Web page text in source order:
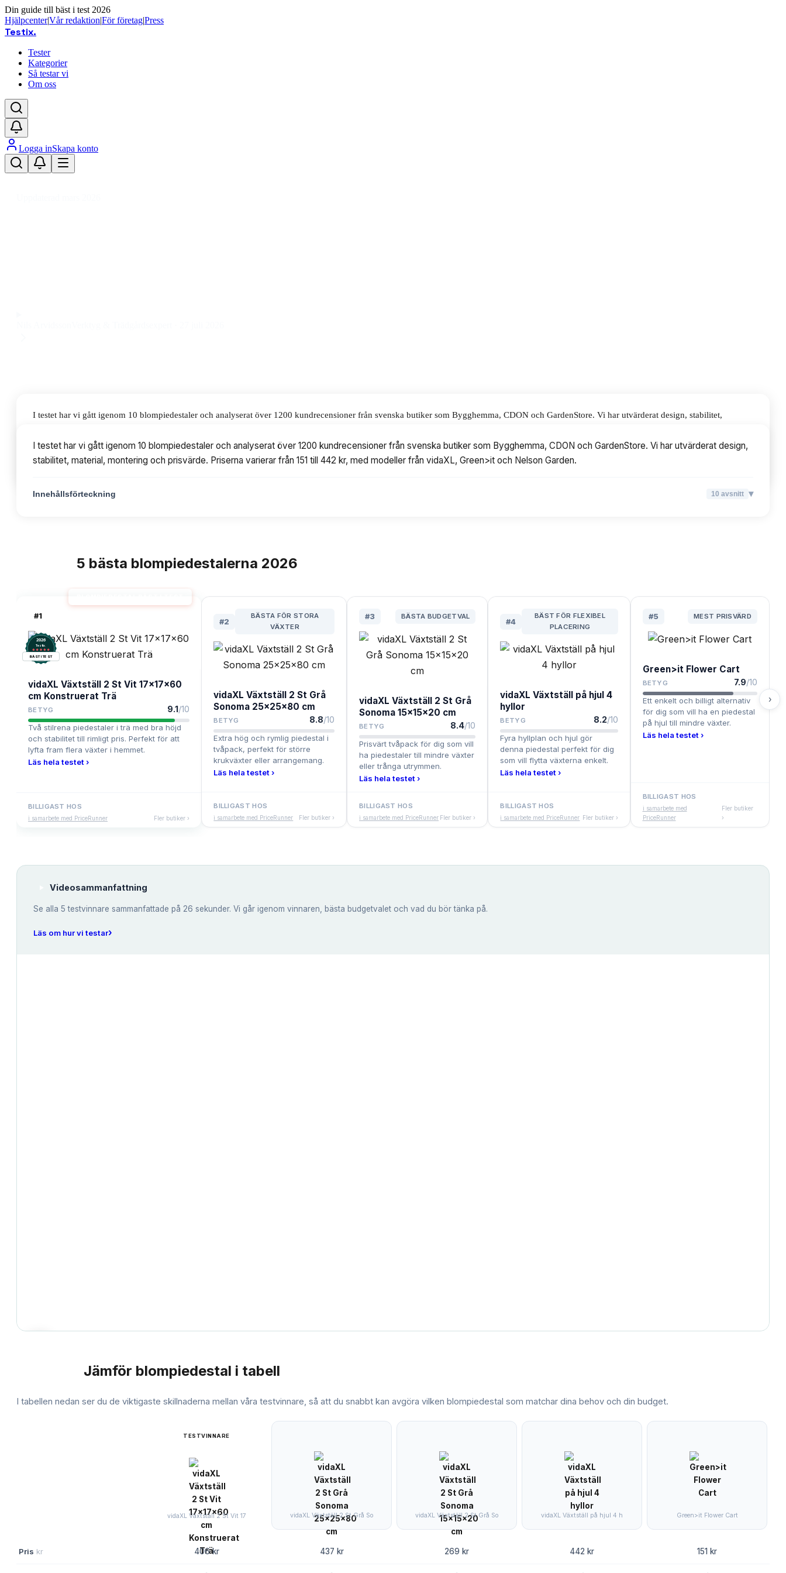
Din guide till bäst i test 2026
Hjälpcenter|Vår redaktion|För företag|Press
Testix.
Tester
Kategorier
Så testar vi
Om oss
Logga inSkapa konto
I testet har vi gått igenom 10 blompiedestaler och analyserat över 1200 kundrecensioner från svenska butiker som Bygghemma, CDON och GardenStore. Vi har utvärderat design, stabilitet,
Innehållsförteckning
I testet har vi gått igenom 10 blompiedestaler och analyserat över 1200 kundrecensioner från svenska butiker som Bygghemma, CDON och GardenStore. Vi har utvärderat design,
stabilitet, material, montering och prisvärde. Priserna varierar från 151 till 442 kr, med modeller från vidaXL, Green>it och Nelson Garden.
Innehållsförteckning 10 avsnitt ▾
5 bästa blompiedestalerna 2026
#1
2026
Testix.
BÄST I TEST
vidaXL Växtställ 2 St Vit 17x17x60
cm Konstruerat Trä
BETYG 9.1/10
Två stilrena piedestaler i trä med bra höjd
och stabilitet till rimligt pris. Perfekt för att
lyfta fram flera växter i hemmet.
Läs hela testet ›
BILLIGAST HOS
i samarbete med PriceRunner Fler butiker ›
#2
BÄSTA FÖR STORA
VÄXTER
vidaXL Växtställ 2 St Grå
Sonoma 25x25x80 cm
BETYG 8.8/10
Extra hög och rymlig piedestal i
tvåpack, perfekt för större
krukväxter eller arrangemang.
Läs hela testet ›
BILLIGAST HOS
i samarbete med PriceRunner Fler butiker ›
#3 BÄSTA BUDGETVAL
vidaXL Växtställ 2 St Grå
Sonoma 15x15x20 cm
BETYG 8.4/10
Prisvärt tvåpack för dig som vill
ha piedestaler till mindre växter
eller trånga utrymmen.
Läs hela testet ›
BILLIGAST HOS
i samarbete med PriceRunner Fler butiker ›
#4
BÄST FÖR FLEXIBEL
PLACERING
vidaXL Växtställ på hjul 4
hyllor
BETYG 8.2/10
Fyra hyllplan och hjul gör
denna piedestal perfekt för dig
som vill flytta växterna enkelt.
Läs hela testet ›
BILLIGAST HOS
i samarbete med PriceRunner Fler butiker ›
#5 MEST PRISVÄRD
Green>it Flower Cart
BETYG 7.9/10
Ett enkelt och billigt alternativ
för dig som vill ha en piedestal
på hjul till mindre växter.
Läs hela testet ›
BILLIGAST HOS
i samarbete med
PriceRunner
Fler butiker
›
›
Videosammanfattning
Se alla 5 testvinnare sammanfattade på 26 sekunder. Vi går igenom vinnaren, bästa budgetvalet och vad du bör tänka på.
Läs om hur vi testar›
Jämför blompiedestal i tabell
I tabellen nedan ser du de viktigaste skillnaderna mellan våra testvinnare, så att du snabbt kan avgöra vilken blompiedestal som matchar dina behov och din budget.
TESTVINNARE
vidaXL Växtställ 2 St Vit 17 vidaXL Växtställ 2 St Grå So vidaXL Växtställ 2 St Grå So vidaXL Växtställ på hjul 4 h Green>it Flower Cart
Pris kr 406 kr 437 kr 269 kr 442 kr 151 kr